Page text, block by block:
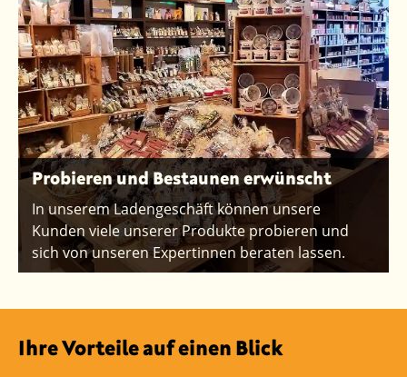
Probieren und Bestaunen erwünscht
In unserem Ladengeschäft können unsere
Kunden viele unserer Produkte probieren und
sich von unseren Expertinnen beraten lassen.
Ihre Vorteile auf einen Blick